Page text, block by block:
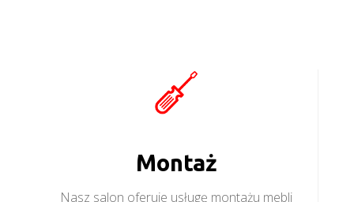
Montaż
Nasz salon oferuje usługę montażu mebli